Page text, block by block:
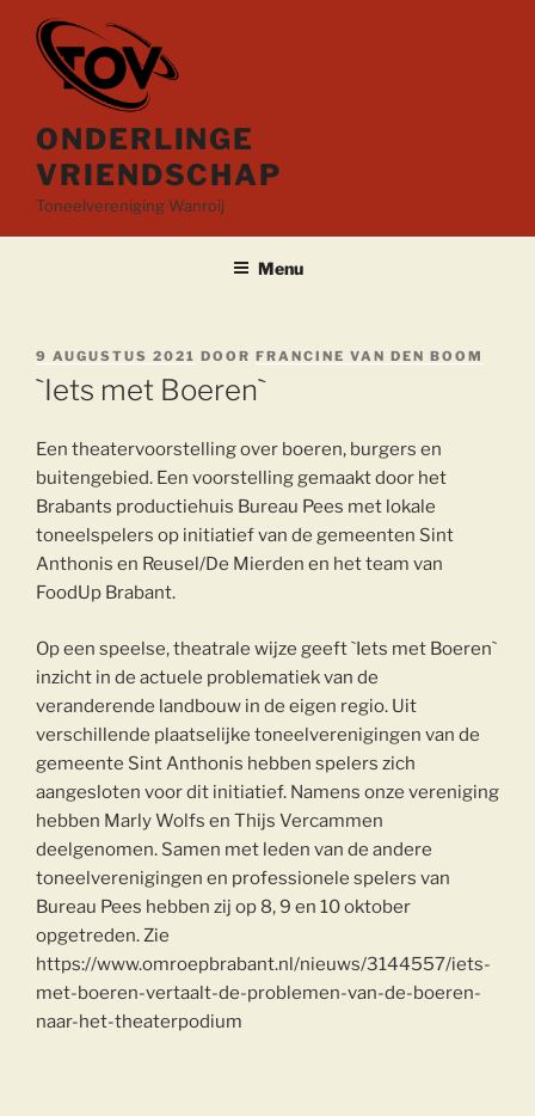
ONDERLINGE
VRIENDSCHAP
Toneelvereniging Wanroij
Menu
GEPLAATST
OP
9 AUGUSTUS 2021 DOOR FRANCINE VAN DEN BOOM
`Iets met Boeren`
Een theatervoorstelling over boeren, burgers en
buitengebied. Een voorstelling gemaakt door het
Brabants productiehuis Bureau Pees met lokale
toneelspelers op initiatief van de gemeenten Sint
Anthonis en Reusel/De Mierden en het team van
FoodUp Brabant.
Op een speelse, theatrale wijze geeft `Iets met Boeren`
inzicht in de actuele problematiek van de
veranderende landbouw in de eigen regio. Uit
verschillende plaatselijke toneelverenigingen van de
gemeente Sint Anthonis hebben spelers zich
aangesloten voor dit initiatief. Namens onze vereniging
hebben Marly Wolfs en Thijs Vercammen
deelgenomen. Samen met leden van de andere
toneelverenigingen en professionele spelers van
Bureau Pees hebben zij op 8, 9 en 10 oktober
opgetreden. Zie
https://www.omroepbrabant.nl/nieuws/3144557/iets-
met-boeren-vertaalt-de-problemen-van-de-boeren-
naar-het-theaterpodium